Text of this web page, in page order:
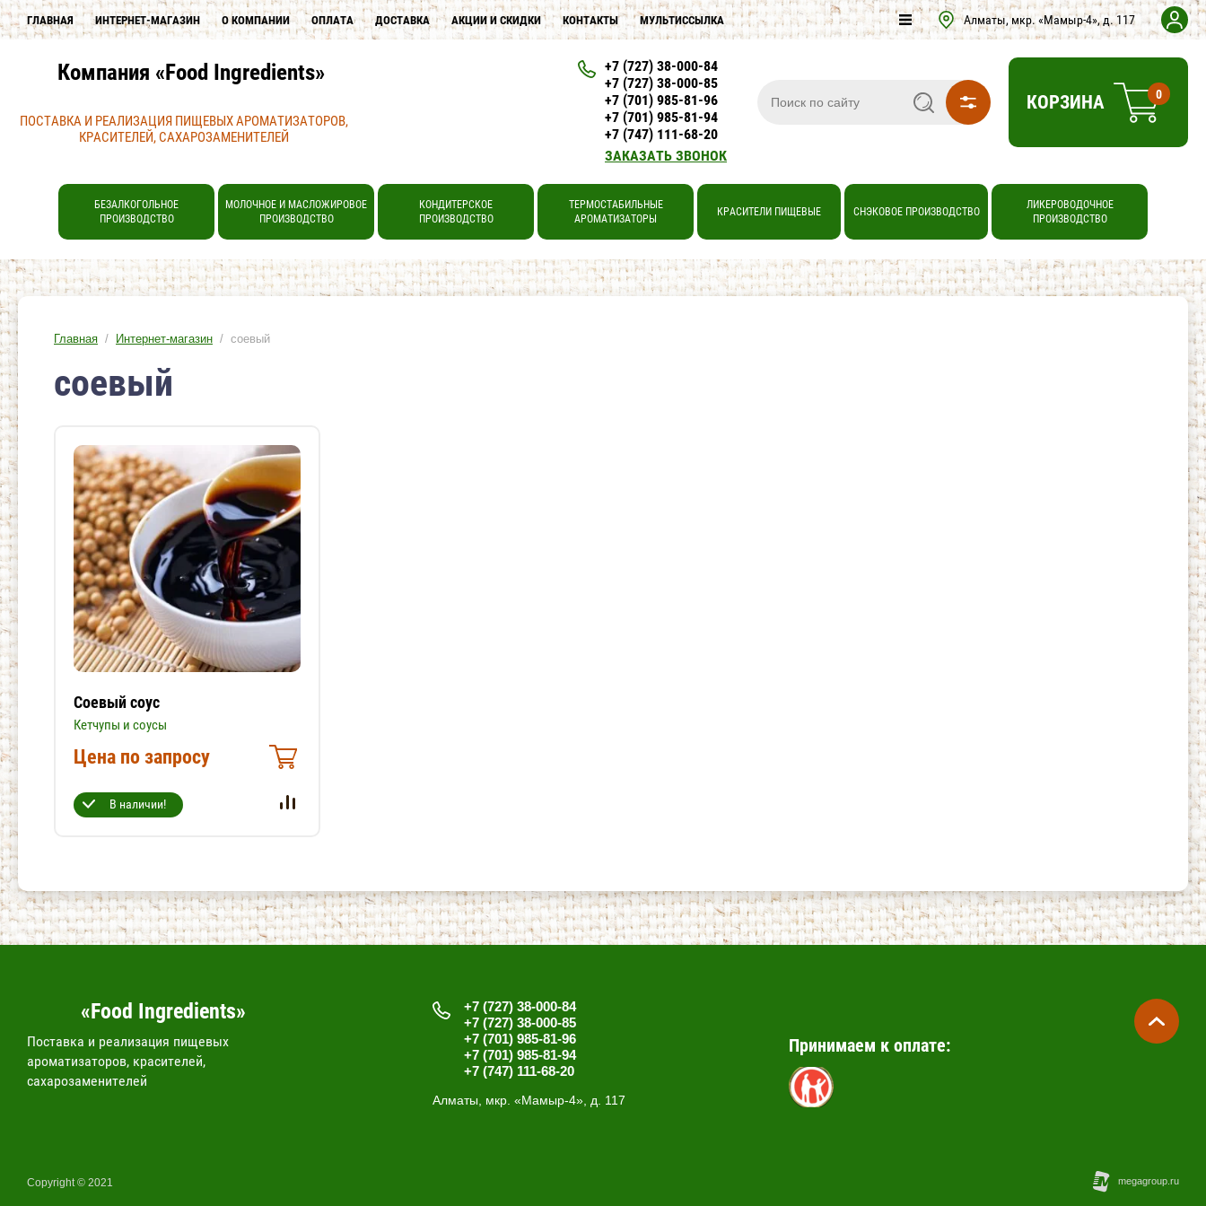
ГЛАВНАЯ ИНТЕРНЕТ-МАГАЗИН О КОМПАНИИ ОПЛАТА ДОСТАВКА АКЦИИ И СКИДКИ КОНТАКТЫ МУЛЬТИССЫЛКА Алматы, мкр. «Мамыр-4», д. 117
Компания «Food Ingredients»
ПОСТАВКА И РЕАЛИЗАЦИЯ ПИЩЕВЫХ АРОМАТИЗАТОРОВ,
КРАСИТЕЛЕЙ, САХАРОЗАМЕНИТЕЛЕЙ
+7 (727) 38-000-84
+7 (727) 38-000-85
+7 (701) 985-81-96
+7 (701) 985-81-94
+7 (747) 111-68-20
ЗАКАЗАТЬ ЗВОНОК
КОРЗИНА 0
БЕЗАЛКОГОЛЬНОЕ
ПРОИЗВОДСТВО
МОЛОЧНОЕ И МАСЛОЖИРОВОЕ
ПРОИЗВОДСТВО
КОНДИТЕРСКОЕ
ПРОИЗВОДСТВО
ТЕРМОСТАБИЛЬНЫЕ
АРОМАТИЗАТОРЫ
КРАСИТЕЛИ ПИЩЕВЫЕ СНЭКОВОЕ ПРОИЗВОДСТВО
ЛИКЕРОВОДОЧНОЕ
ПРОИЗВОДСТВО
Главная / Интернет-магазин / соевый
соевый
Соевый соус
Кетчупы и соусы
Цена по запросу
В наличии!
«Food Ingredients»
Поставка и реализация пищевых
ароматизаторов, красителей,
сахарозаменителей
+7 (727) 38-000-84
+7 (727) 38-000-85
+7 (701) 985-81-96
+7 (701) 985-81-94
+7 (747) 111-68-20
Алматы, мкр. «Мамыр-4», д. 117
Принимаем к оплате:
Copyright © 2021